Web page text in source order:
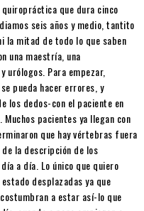
quiropráctica que dura cinco
seis años y medio, tantito
la mitad de todo lo que saben
una maestría, una
urólogos. Para empezar,
pueda hacer errores, y
los dedos-con el paciente en
pacientes ya llegan con
que hay vértebras fuera
la descripción de los
a día. Lo único que quiero
desplazadas ya que
a estar así-lo que